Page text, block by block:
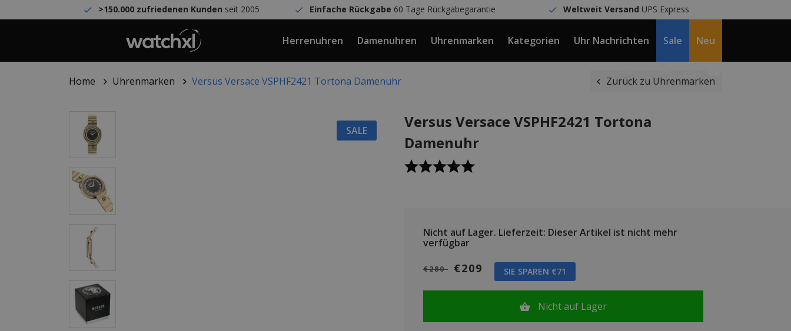
>150.000 zufriedenen Kunden seit 2005 Einfache Rückgabe 60 Tage Rückgabegarantie Weltweit Versand UPS Express
Herrenuhren Damenuhren Uhrenmarken Kategorien Uhr Nachrichten Sale Neu
Home Uhrenmarken Versus Versace VSPHF2421 Tortona Damenuhr Zurück zu Uhrenmarken
SALE
Versus Versace VSPHF2421 Tortona
Damenuhr
Nicht auf Lager. Lieferzeit: Dieser Artikel ist nicht mehr
verfügbar
€280 €209 SIE SPAREN €71
Nicht auf Lager